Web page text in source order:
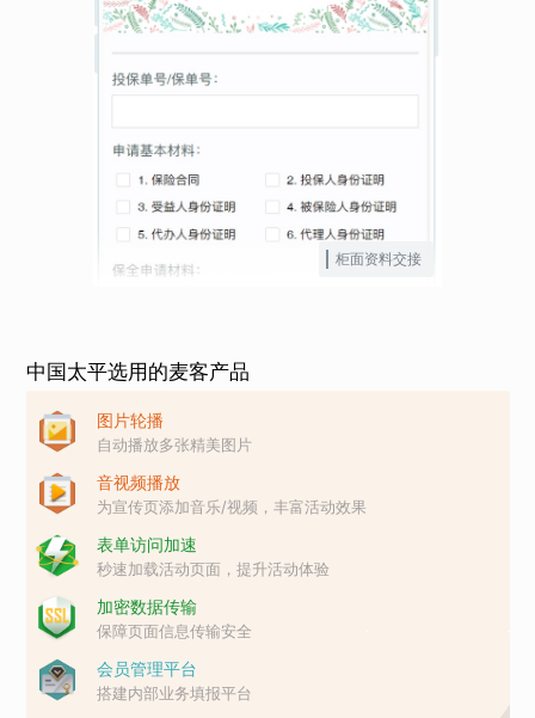
柜面资料交接
中国太平选用的麦客产品
图片轮播
自动播放多张精美图片
音视频播放
为宣传页添加音乐/视频，丰富活动效果
表单访问加速
秒速加载活动页面，提升活动体验
加密数据传输
保障页面信息传输安全
会员管理平台
搭建内部业务填报平台